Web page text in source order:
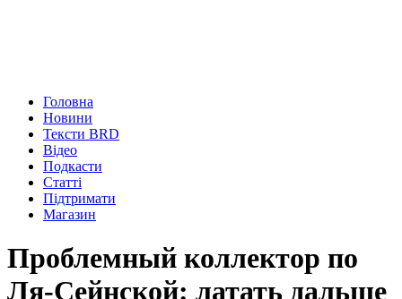
Головна
Новини
Тексти BRD
Відео
Подкасти
Статті
Підтримати
Магазин
Проблемный коллектор по
Ля-Сейнской: латать дальше